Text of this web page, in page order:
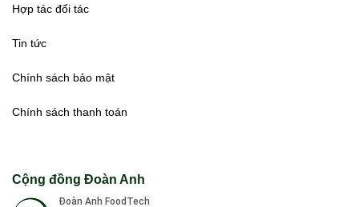
Hợp tác đối tác
Tin tức
Chính sách bảo mật
Chính sách thanh toán
Cộng đồng Đoàn Anh